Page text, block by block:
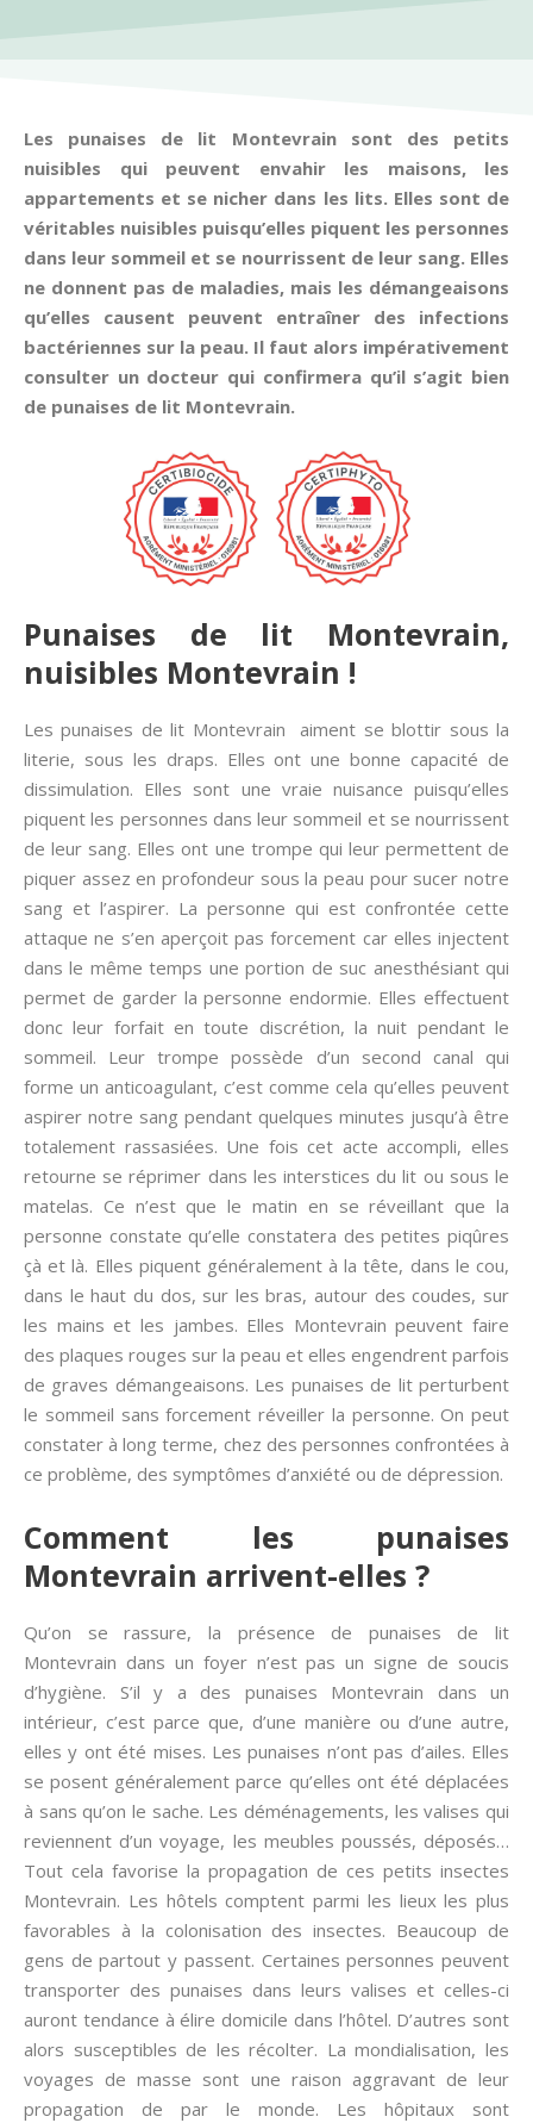
Les punaises de lit Montevrain sont des petits
nuisibles qui peuvent envahir les maisons, les
appartements et se nicher dans les lits. Elles sont de
véritables nuisibles puisqu’elles piquent les personnes
dans leur sommeil et se nourrissent de leur sang. Elles
ne donnent pas de maladies, mais les démangeaisons
qu’elles causent peuvent entraîner des infections
bactériennes sur la peau. Il faut alors impérativement
consulter un docteur qui confirmera qu’il s’agit bien
de punaises de lit Montevrain.
Punaises de lit Montevrain,
nuisibles Montevrain !
Les punaises de lit Montevrain aiment se blottir sous la
literie, sous les draps. Elles ont une bonne capacité de
dissimulation. Elles sont une vraie nuisance puisqu’elles
piquent les personnes dans leur sommeil et se nourrissent
de leur sang. Elles ont une trompe qui leur permettent de
piquer assez en profondeur sous la peau pour sucer notre
sang et l’aspirer. La personne qui est confrontée cette
attaque ne s’en aperçoit pas forcement car elles injectent
dans le même temps une portion de suc anesthésiant qui
permet de garder la personne endormie. Elles effectuent
donc leur forfait en toute discrétion, la nuit pendant le
sommeil. Leur trompe possède d’un second canal qui
forme un anticoagulant, c’est comme cela qu’elles peuvent
aspirer notre sang pendant quelques minutes jusqu’à être
totalement rassasiées. Une fois cet acte accompli, elles
retourne se réprimer dans les interstices du lit ou sous le
matelas. Ce n’est que le matin en se réveillant que la
personne constate qu’elle constatera des petites piqûres
çà et là. Elles piquent généralement à la tête, dans le cou,
dans le haut du dos, sur les bras, autour des coudes, sur
les mains et les jambes. Elles Montevrain peuvent faire
des plaques rouges sur la peau et elles engendrent parfois
de graves démangeaisons. Les punaises de lit perturbent
le sommeil sans forcement réveiller la personne. On peut
constater à long terme, chez des personnes confrontées à
ce problème, des symptômes d’anxiété ou de dépression.
Comment les punaises
Montevrain arrivent-elles ?
Qu’on se rassure, la présence de punaises de lit
Montevrain dans un foyer n’est pas un signe de soucis
d’hygiène. S’il y a des punaises Montevrain dans un
intérieur, c’est parce que, d’une manière ou d’une autre,
elles y ont été mises. Les punaises n’ont pas d’ailes. Elles
se posent généralement parce qu’elles ont été déplacées
à sans qu’on le sache. Les déménagements, les valises qui
reviennent d’un voyage, les meubles poussés, déposés…
Tout cela favorise la propagation de ces petits insectes
Montevrain. Les hôtels comptent parmi les lieux les plus
favorables à la colonisation des insectes. Beaucoup de
gens de partout y passent. Certaines personnes peuvent
transporter des punaises dans leurs valises et celles-ci
auront tendance à élire domicile dans l’hôtel. D’autres sont
alors susceptibles de les récolter. La mondialisation, les
voyages de masse sont une raison aggravant de leur
propagation de par le monde. Les hôpitaux sont